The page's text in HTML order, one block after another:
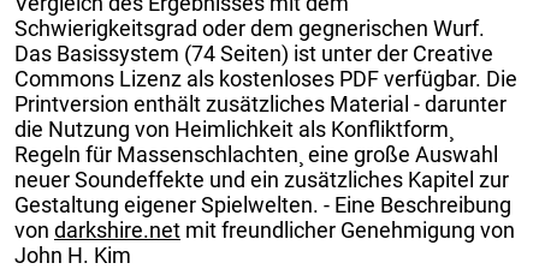
Schwierigkeitsgrad oder dem gegnerischen Wurf.
Das Basissystem (74 Seiten) ist unter der Creative
Commons Lizenz als kostenloses PDF verfügbar. Die
Printversion enthält zusätzliches Material - darunter
die Nutzung von Heimlichkeit als Konfliktform¸
Regeln für Massenschlachten¸ eine große Auswahl
neuer Soundeffekte und ein zusätzliches Kapitel zur
Gestaltung eigener Spielwelten. - Eine Beschreibung
von darkshire.net mit freundlicher Genehmigung von
John H. Kim